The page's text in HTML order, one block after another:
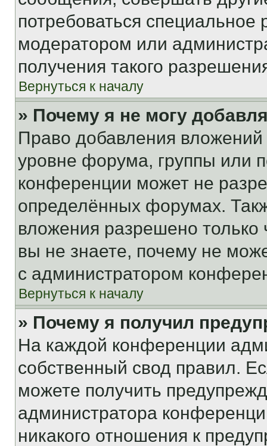
потребоваться
модератором или
получения такого
Вернуться к началу
» Почему я не могу
Право добавления
уровне форума, группы или
конференции может не
определённых форумах.
вложения разрешено
вы не знаете, почему не
с администратором
Вернуться к началу
» Почему я получил
На каждой конференции
собственный свод правил.
можете получить
администратора
никакого отношения к